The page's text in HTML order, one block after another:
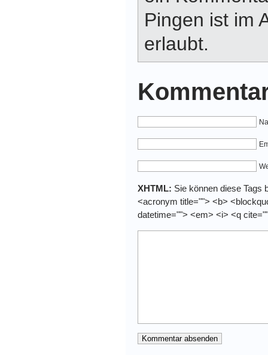
Pingen ist im
erlaubt.
XHTML: Sie können diese Tags
<acronym title=""> <b>
datetime=""> <em> <i> <q